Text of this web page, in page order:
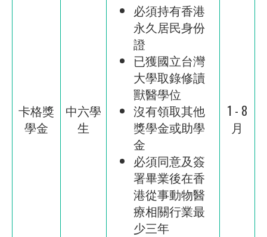
卡格獎
學金
中六學
生
必須持有香港
永久居民身份
證
已獲國立台灣
大學取錄修讀
獸醫學位
沒有領取其他
獎學金或助學
金
必須同意及簽
署畢業後在香
港從事動物醫
療相關行業最
少三年
1 - 8
月